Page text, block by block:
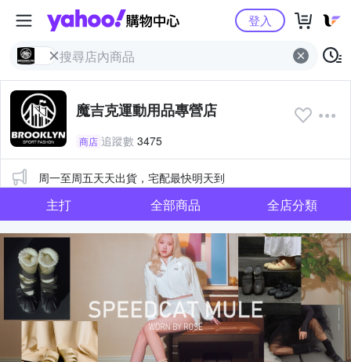
Yahoo購物中心
登入
魔吉克運動用品專營店
商店 追蹤數 3475
公告
周一至周五天天出貨，宅配最快明天到
主打 全部商品 全店分類